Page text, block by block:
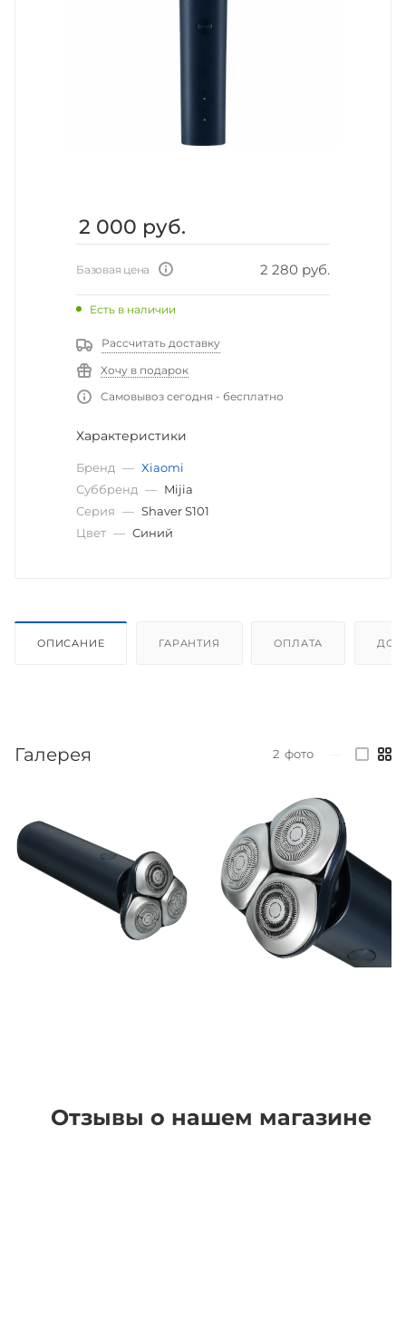
2 000 руб.
Базовая цена 2 280 руб.
Есть в наличии
Рассчитать доставку
Хочу в подарок
Самовывоз сегодня - бесплатно
Характеристики
Бренд — Xiaomi
Суббренд — Mijia
Серия — Shaver S101
Цвет — Синий
ОПИСАНИЕ ГАРАНТИЯ ОПЛАТА
Галерея 2 фото
Отзывы о нашем магазине